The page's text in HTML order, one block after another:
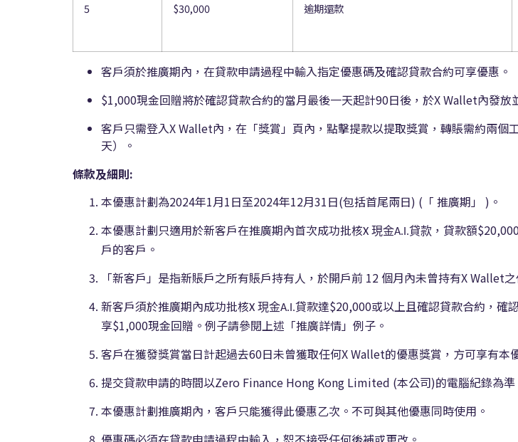
5 $30,000 逾期還款
客戶須於推廣期內，在貸款申請過程中輸入指定優惠碼及確認貸款合約可享優惠。
$1,000現金回贈將於確認貸款合約的當月最後一天起計90日後，於X Wallet內發放
客戶只需登入X Wallet內，在「獎賞」頁內，點擊提款以提取獎賞，轉賬需約兩
天）。
條款及細則:
本優惠計劃為2024年1月1日至2024年12月31日(包括首尾兩日) (「 推廣期」 )。
本優惠計劃只適用於新客戶在推廣期內首次成功批核X 現金A.I.貸款 ，貸款額
戶的客戶。
「新客戶」是指新賬戶之所有賬戶持有人，於開戶前 12 個月內未曾持有X Wallet
新客戶須於推廣期內成功批核X 現金A.I.貸款達$20,000或以上且確認貸款合約，確
享$1,000現金回贈。例子請參閱上述「推廣詳情」例子。
客戶在獲發獎賞當日計起過去60日未曾獲取任何X Wallet的優惠獎賞，方可享有本
提交貸款申請的時間以Zero Finance Hong Kong Limited (本公司)的電腦紀錄為準
本優惠計劃推廣期內，客戶只能獲得此優惠乙次。不可與其他優惠同時使用。